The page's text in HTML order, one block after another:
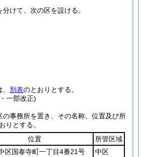
けて、次の区を設ける。
別表のとおりとする。
一部改正)
の事務所を置き、その名称、位置及び所
りとする。
位置
所管区域
区国泰寺町一丁目4番21号
中区